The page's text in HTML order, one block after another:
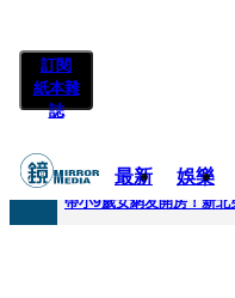
訂閱
紙本雜
誌
最新 娛樂
快訊